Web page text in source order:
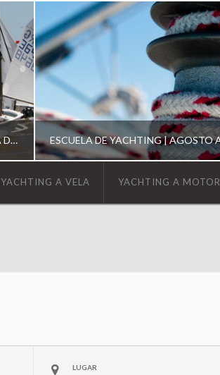
ESCUELA DE OPTIMIST INICIAL | AGO A DIC 2026
YACHTING A VELA YACHTING A MOTOR
LUGAR